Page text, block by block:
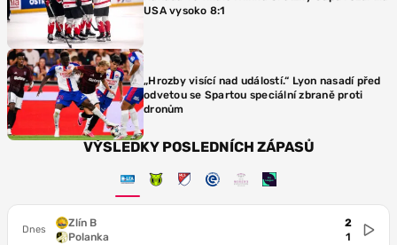
USA vysoko 8:1
„Hrozby visící nad událostí.“ Lyon nasadí před
odvetou se Spartou speciální zbraně proti
dronům
VÝSLEDKY POSLEDNÍCH ZÁPASŮ
Dnes
Zlín B
Polanka
2
1